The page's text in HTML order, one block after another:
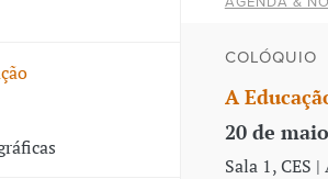
COLÓQUIO
A
20 de
Sala 1, CES